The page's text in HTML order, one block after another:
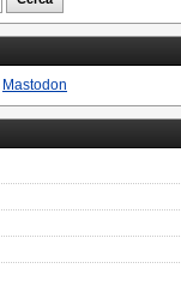
Mastodon